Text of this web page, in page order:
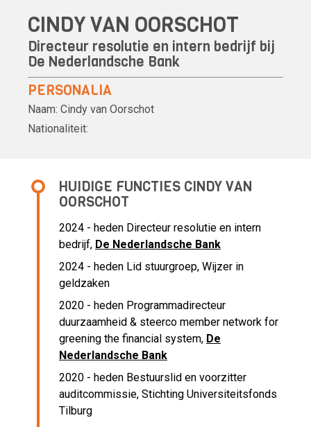
CINDY VAN OORSCHOT
Directeur resolutie en intern bedrijf bij
De Nederlandsche Bank
PERSONALIA
Naam: Cindy van Oorschot
Nationaliteit:
HUIDIGE FUNCTIES CINDY VAN
OORSCHOT
2024 - heden Directeur resolutie en intern
bedrijf, De Nederlandsche Bank
2024 - heden Lid stuurgroep, Wijzer in
geldzaken
2020 - heden Programmadirecteur
duurzaamheid & steerco member network for
greening the financial system, De
Nederlandsche Bank
2020 - heden Bestuurslid en voorzitter
auditcommissie, Stichting Universiteitsfonds
Tilburg